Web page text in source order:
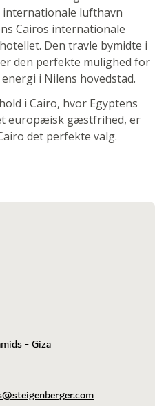
lufthavn
Cairos internationale
Den travle bymidte i
den perfekte mulighed for
i Nilens hovedstad.
i Cairo, hvor Egyptens
europæisk gæstfrihed, er
det perfekte valg.
- Giza